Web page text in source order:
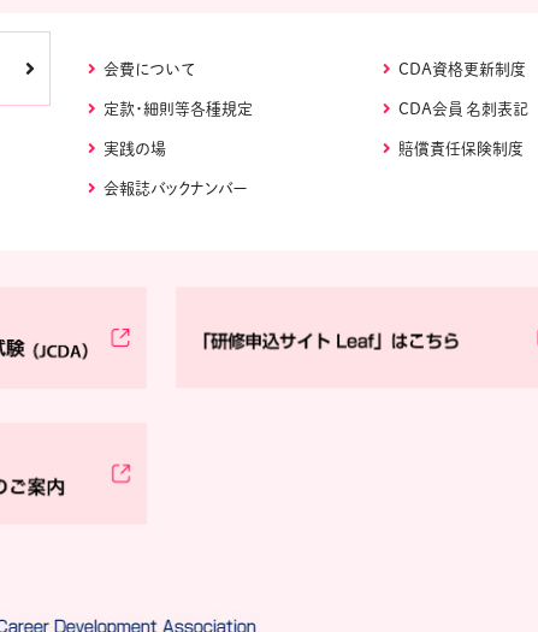
会費について CDA資格更新制度
定款・細則等各種規定 CDA会員 名刺表記
実践の場 賠償責任保険制度
会報誌バックナンバー